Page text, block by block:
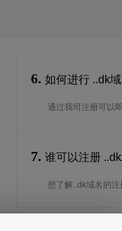
6. 如何进行 ..dk
通过我司注册可以即
7. 谁可以注册
想了解..dk域名的注